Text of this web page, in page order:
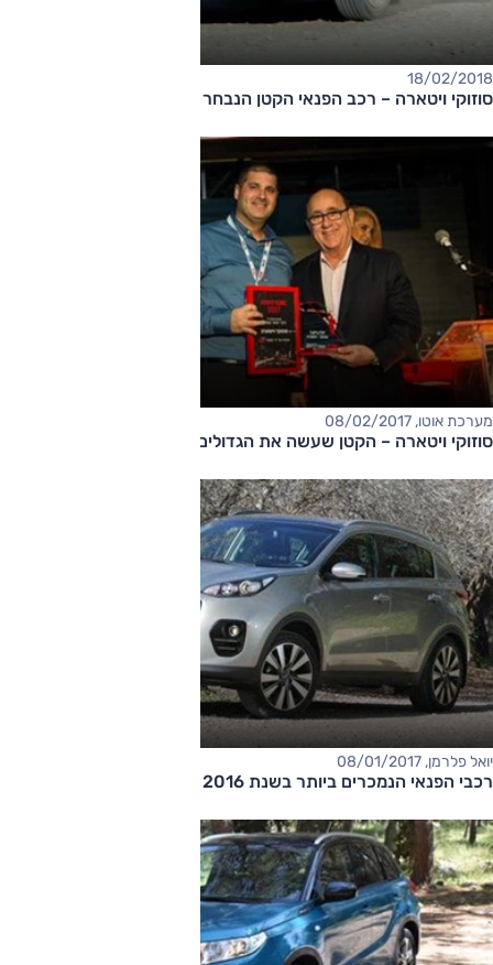
18/02/2018
סוזוקי ויטארה – רכב הפנאי הקטן הנבחר של מגזין אוטו ל-2018
מערכת אוטו, 08/02/2017
סוזוקי ויטארה – הקטן שעשה את הגדולים מיותרים
יואל פלרמן, 08/01/2017
רכבי הפנאי הנמכרים ביותר בשנת 2016